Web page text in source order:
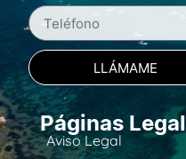
LLÁMAME
Páginas
Aviso Legal